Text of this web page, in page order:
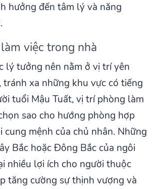
hưởng đến tâm lý và năng
việc trong nhà
lý tưởng nên nằm ở vị trí yên
xa những khu vực có tiếng
tuổi Mậu Tuất, vị trí phòng làm
sao cho hướng phòng hợp
mệnh của chủ nhân. Những
Bắc hoặc Đông Bắc của ngôi
nhiều lợi ích cho người thuộc
tăng cường sự thịnh vượng và